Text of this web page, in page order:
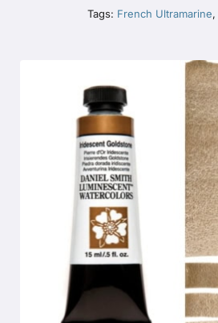
Tags: French Ultramarine,